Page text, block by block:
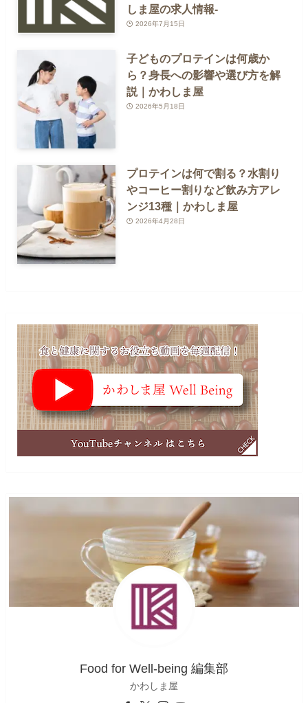
しま屋の求人情報-
2026年7月15日
子どものプロテインは何歳か
ら？身長への影響や選び方を解
説｜かわしま屋
2026年5月18日
プロテインは何で割る？水割り
やコーヒー割りなど飲み方アレ
ンジ13種｜かわしま屋
2026年4月28日
Food for Well-being 編集部
かわしま屋